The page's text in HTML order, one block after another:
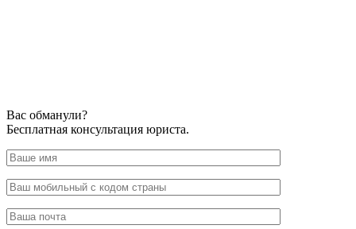
Вас обманули?
Бесплатная консультация юриста.